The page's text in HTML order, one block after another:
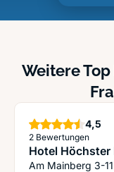
Weitere
4,5
2 Bewertungen
Hotel Höchster
Am Mainberg 3-11